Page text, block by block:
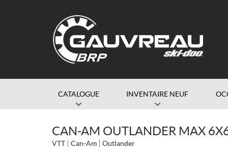
CATALOGUE INVENTAIRE NEUF
CAN-AM OUTLANDER MAX
VTT Can-Am Outlander